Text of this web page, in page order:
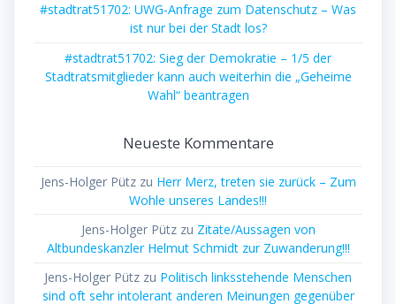
#stadtrat51702: UWG-Anfrage zum Datenschutz – Was
ist nur bei der Stadt los?
#stadtrat51702: Sieg der Demokratie – 1/5 der
Stadtratsmitglieder kann auch weiterhin die „Geheime
Wahl“ beantragen
Neueste Kommentare
Jens-Holger Pützzu Herr Merz, treten sie zurück – Zum
Wohle unseres Landes!!!
Jens-Holger Pützzu Zitate/Aussagen von
Altbundeskanzler Helmut Schmidt zur Zuwanderung!!!
Jens-Holger Pütz zu Politisch linksstehende Menschen
sind oft sehr intolerant anderen Meinungen gegenüber